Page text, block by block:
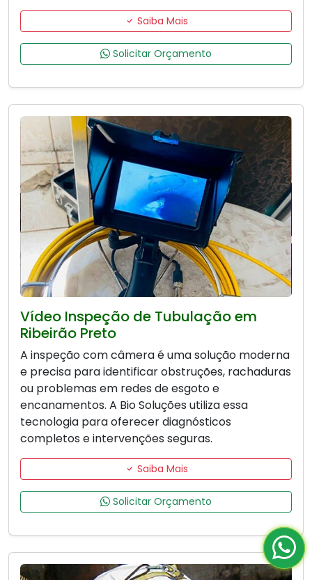
Saiba Mais
Solicitar Orçamento
Vídeo Inspeção de Tubulação em
Ribeirão Preto
A inspeção com câmera é uma solução moderna
e precisa para identificar obstruções, rachaduras
ou problemas em redes de esgoto e
encanamentos. A Bio Soluções utiliza essa
tecnologia para oferecer diagnósticos
completos e intervenções seguras.
Saiba Mais
Solicitar Orçamento